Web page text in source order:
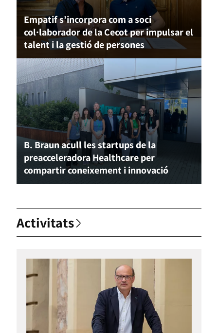
Empatif s’incorpora com a soci
col·laborador de la Cecot per impulsar el
talent i la gestió de persones
B. Braun acull les startups de la
preacceleradora Healthcare per
compartir coneixement i innovació
Activitats